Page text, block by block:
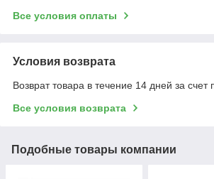
Все условия оплаты
Условия возврата
Возврат товара в течение 14 дней за счет
Все условия возврата
Подобные товары компании